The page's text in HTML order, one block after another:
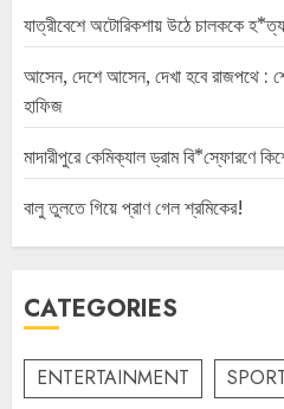
যাত্রীবেশে অটোরিকশায় উঠে চালককে
আসেন, দেশে আসেন, দেখা হবে রাজপথে :
হাফিজ
মাদারীপুরে কেমিক্যাল ড্রাম বি*স্ফোরণে
বালু তুলতে গিয়ে প্রাণ গেল শ্রমিকের!
CATEGORIES
ENTERTAINMENT